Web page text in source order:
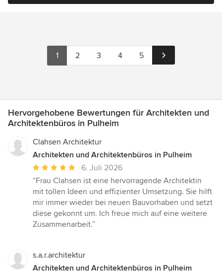
1 2 3 4 5
Hervorgehobene Bewertungen für Architekten und
Architektenbüros in Pulheim
Clahsen Architektur
Architekten und Architektenbüros in Pulheim
Durchschnittliche
Bewertung:
5
von
5
Sternen
6. Juli 2026
“Frau Clahsen ist eine hervorragende Architektin
mit tollen Ideen und effizienter Umsetzung. Sie hilft
mir immer wieder bei neuen Bauvorhaben und setzt
diese gekonnt um. Ich freue mich auf eine weitere
Zusammenarbeit.”
s.a.r.architektur
Architekten und Architektenbüros in Pulheim